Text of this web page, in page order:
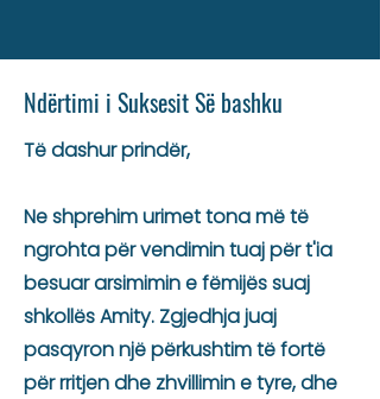
Ndërtimi i Suksesit Së bashku
Të dashur prindër,
Ne shprehim urimet tona më të
ngrohta për vendimin tuaj për t'ia
besuar arsimimin e fëmijës suaj
shkollës Amity. Zgjedhja juaj
pasqyron një përkushtim të fortë
për rritjen dhe zhvillimin e tyre, dhe